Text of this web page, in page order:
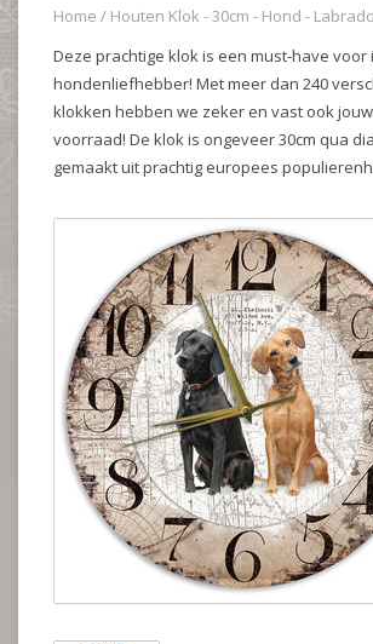
Home / Houten Klok - 30cm - Hond -
Deze prachtige klok is een must-have voor
hondenliefhebber! Met meer dan 240
klokken hebben we zeker en vast ook
voorraad! De klok is ongeveer 30cm qua
gemaakt uit prachtig europees